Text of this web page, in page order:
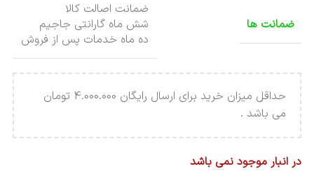
ضمانت ها
ضمانت اصالت کالا
شش ماه گارانتی جاجیم
ده ماه خدمات پس از فروش
حداقل میزان خرید برای ارسال رایگان 4.000.000 تومان
می باشد .
در انبار موجود نمی باشد